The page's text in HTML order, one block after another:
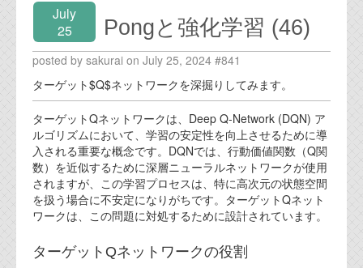
July
25
Pongと強化学習 (46)
posted by sakurai on July 25, 2024 #841
ターゲット$Q$ネットワークを深掘りしてみます。
ターゲットQネットワークは、Deep Q-Network (DQN) ア
ルゴリズムにおいて、学習の安定性を向上させるために導
入される重要な概念です。DQNでは、行動価値関数（Q関
数）を近似するために深層ニューラルネットワークが使用
されますが、この学習プロセスは、特に高次元の状態空間
を扱う場合に不安定になりがちです。ターゲットQネット
ワークは、この問題に対処するために設計されています。
ターゲットQネットワークの役割